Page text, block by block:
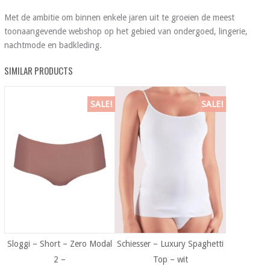
Met de ambitie om binnen enkele jaren uit te groeien de meest
toonaangevende webshop op het gebied van ondergoed, lingerie,
nachtmode en badkleding.
SIMILAR PRODUCTS
SALE!
Sloggi – Short – Zero Modal
2 –
SALE!
Schiesser – Luxury Spaghetti
Top – wit